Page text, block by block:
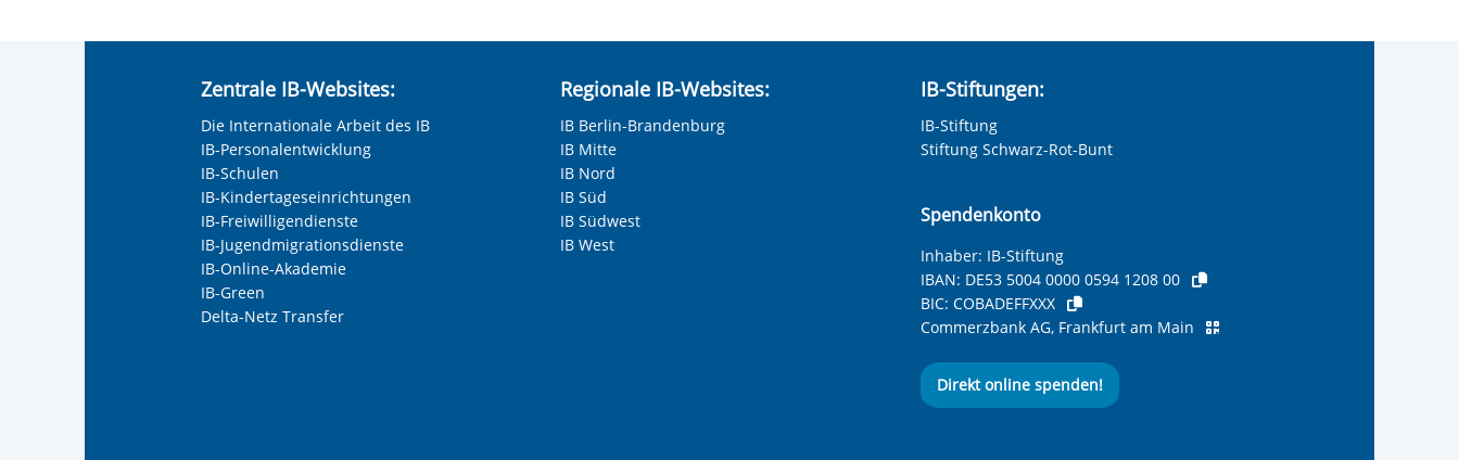
Keine Angabe
Frau
Herr
Neutrale Anrede
Unternehmen
Nachname, Vorname
Zentrale IB-Websites:
Die Internationale Arbeit des IB
IB-Personalentwicklung
IB-Schulen
IB-Kindertageseinrichtungen
IB-Freiwilligendienste
IB-Jugendmigrationsdienste
IB-Online-Akademie
IB-Green
Delta-Netz Transfer
Regionale IB-Websites:
IB Berlin-Brandenburg
IB Mitte
IB Nord
IB Süd
IB Südwest
IB West
IB-Stiftungen:
IB-Stiftung
Stiftung Schwarz-Rot-Bunt
Spendenkonto
Inhaber: IB-Stiftung
IBAN: DE53 5004 0000 0594 1208 00
BIC: COBADEFFXXX
Commerzbank AG, Frankfurt am Main
Direkt online spenden!